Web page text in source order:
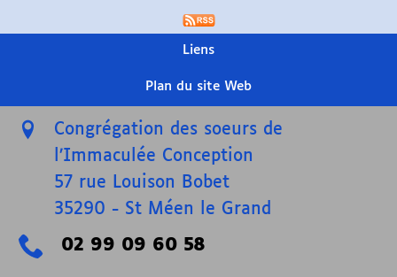
Liens
Plan du site Web
Congrégation des soeurs de
l’Immaculée Conception
57 rue Louison Bobet
35290 - St Méen le Grand
02 99 09 60 58